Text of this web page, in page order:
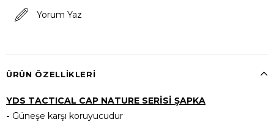
Yorum Yaz
ÜRÜN ÖZELLIKLERI
YDS TACTICAL CAP NATURE SERİSİ ŞAPKA
- Güneşe karşı koruyucudur